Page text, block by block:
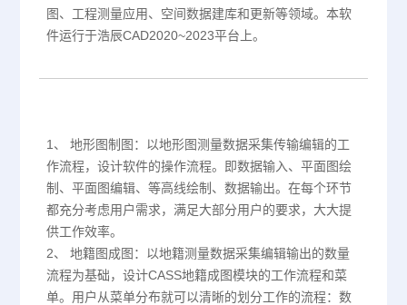
图、工程测量应用、空间数据建库和更新等领域。本软
件运行于浩辰CAD2020~2023平台上。
1、 地形图制图：以地形图测量数据采集传输编辑的工
作流程，设计软件的操作流程。即数据输入、平面图绘
制、平面图编辑、等高线绘制、数据输出。在每个环节
都充分考虑用户需求，满足大部分用户的要求，大大提
供工作效率。
2、 地籍图成图：以地籍测量数据采集编辑输出的数量
流程为基础，设计CASS地籍成图模块的工作流程和菜
单。用户从菜单分布就可以清晰的划分工作的流程：数